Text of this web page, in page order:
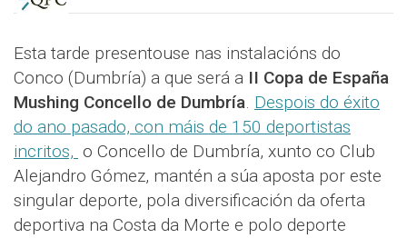
Esta tarde presentouse nas instalacións do
Conco (Dumbría) a que será a II Copa de España
Mushing Concello de Dumbría. Despois do éxito
do ano pasado, con máis de 150 deportistas
incritos, o Concello de Dumbría, xunto co Club
Alejandro Gómez, mantén a súa aposta por este
singular deporte, pola diversificación da oferta
deportiva na Costa da Morte e polo deporte